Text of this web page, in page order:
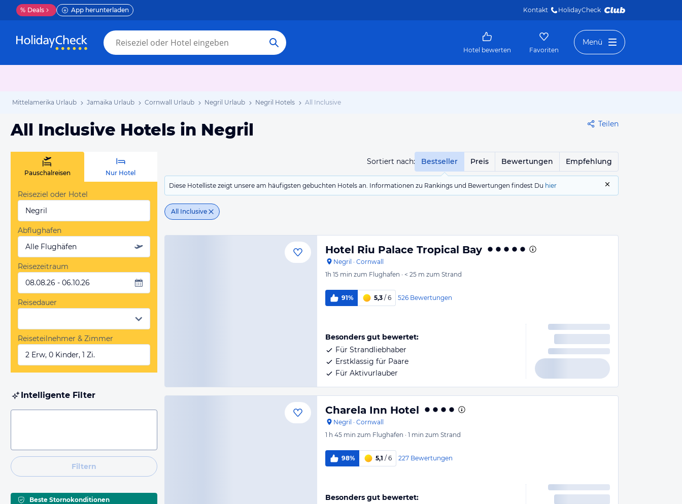
% Deals App herunterladen Kontakt HolidayCheck
Hotel bewerten Favoriten
Menü
Mittelamerika Urlaub Jamaika Urlaub Cornwall Urlaub Negril Urlaub Negril Hotels All Inclusive
All Inclusive Hotels in Negril Teilen
Sortiert nach: Bestseller Preis Bewertungen Empfehlung
Diese Hotelliste zeigt unsere am häufigsten gebuchten Hotels an. Informationen zu Rankings und Bewertungen findest Du hier
All Inclusive
Pauschalreisen Nur Hotel
Reiseziel oder Hotel
Negril
Abflughafen
Alle Flughäfen
Reisezeitraum
08.08.26 - 06.10.26
Reisedauer
Reiseteilnehmer & Zimmer
2 Erw, 0 Kinder, 1 Zi.
Intelligente Filter
Filtern
Beste Stornokonditionen
Hotel Riu Palace Tropical Bay
Negril · Cornwall
1h 15 min zum Flughafen · < 25 m zum Strand
91% 5,3 / 6 526 Bewertungen
Besonders gut bewertet:
Für Strandliebhaber
Erstklassig für Paare
Für Aktivurlauber
Charela Inn Hotel
Negril · Cornwall
1 h 45 min zum Flughafen · 1 min zum Strand
98% 5,1 / 6 227 Bewertungen
Besonders gut bewertet: